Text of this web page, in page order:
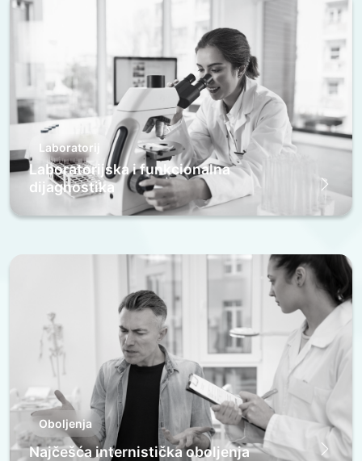
Laboratorij
Laboratorijska i funkcionalna
dijagnostika
Oboljenja
Najčešća internistička oboljenja